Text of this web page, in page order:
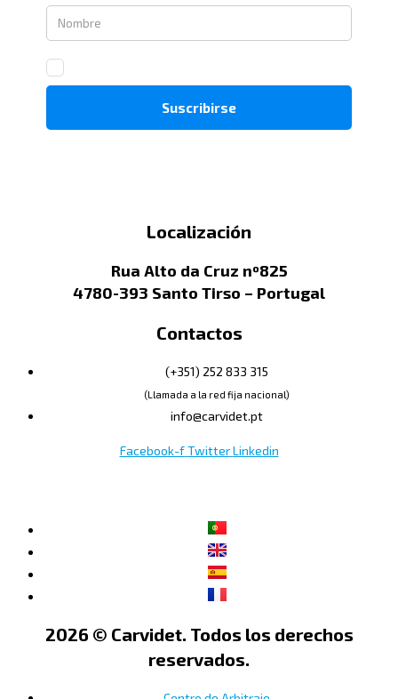
Localización
Rua Alto da Cruz nº825
4780-393 Santo Tirso – Portugal
Contactos
(+351) 252 833 315
(Llamada a la red fija nacional)
info@carvidet.pt
Facebook-f Twitter Linkedin
2026 © Carvidet. Todos los derechos
reservados.